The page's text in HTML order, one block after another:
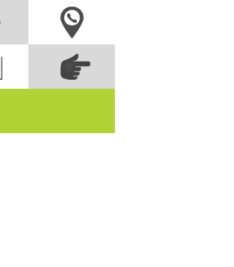
Nous contacter
Commandez
directement à partir
des références